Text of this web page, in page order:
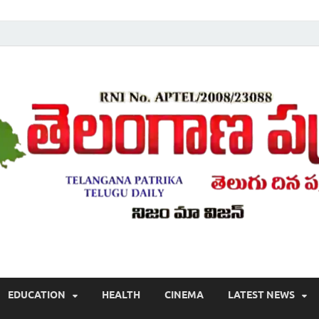
, తాజా వార్తలు , తెలుగు వార్తలు , బ్రేకింగ్ న్యూస్ తెలుగులో , తెలంగాణ లో తాజా
EDUCATION HEALTH CINEMA LATEST NEWS